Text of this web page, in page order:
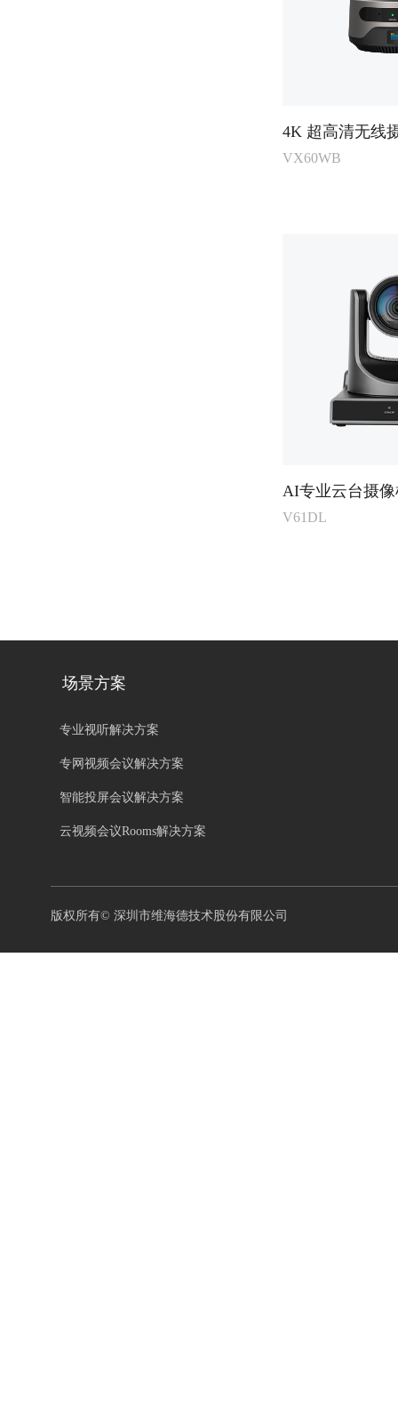
AI专业云台摄像
V61DL
4K 超高清无线
VX60WB
场景方案
专业视听解决方案
专网视频会议解决方案
智能投屏会议解决方案
云视频会议Rooms解决方案
版权所有© 深圳市维海德技术股份有限公司